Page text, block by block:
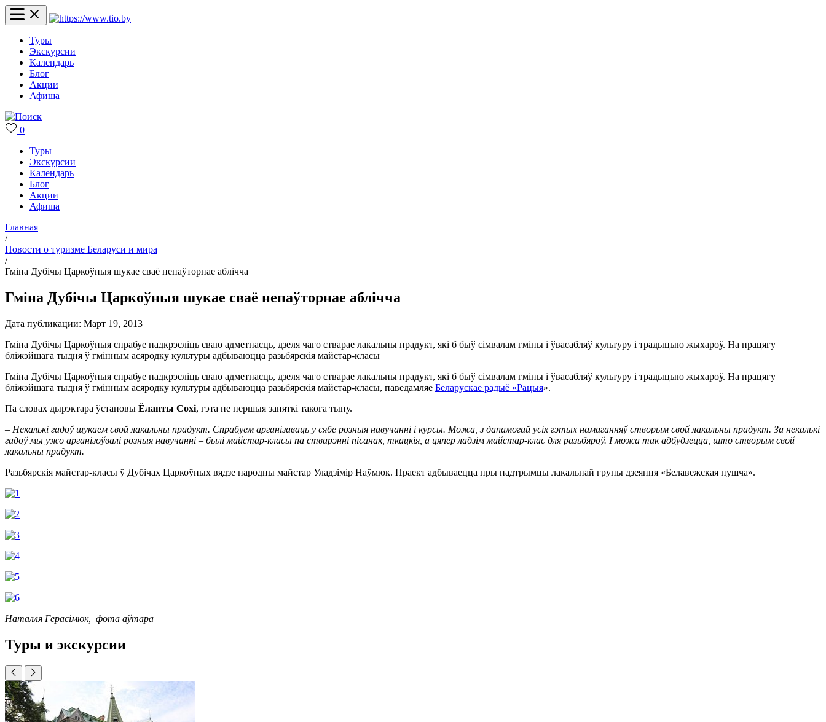
Туры
Экскурсии
Календарь
Блог
Акции
Афиша
0
Туры
Экскурсии
Календарь
Блог
Акции
Афиша
Главная
/
Новости о туризме Беларуси и мира
/
Гміна Дубічы Царкоўныя шукае сваё непаўторнае аблічча
Гміна Дубічы Царкоўныя шукае сваё непаўторнае аблічча
Дата публикации: Март 19, 2013
Гміна Дубічы Царкоўныя спрабуе падкрэсліць сваю адметнасць, дзеля чаго стварае лакальны прадукт, які б быў сімвалам гміны і ўвасабляў культуру і традыцыю жыхароў. На працягу
бліжэйшага тыдня ў гмінным асяродку культуры адбываюцца разьбярскія майстар-класы
Гміна Дубічы Царкоўныя спрабуе падкрэсліць сваю адметнасць, дзеля чаго стварае лакальны прадукт, які б быў сімвалам гміны і ўвасабляў культуру і традыцыю жыхароў. На працягу
бліжэйшага тыдня ў гмінным асяродку культуры адбываюцца разьбярскія майстар-класы, паведамляе Беларускае радыё «Рацыя».
Па словах дырэктара ўстановы Ёланты Сохі, гэта не першыя заняткі такога тыпу.
– Некалькі гадоў шукаем свой лакальны прадукт. Спрабуем арганізаваць у сябе розныя навучанні і курсы. Можа, з дапамогай усіх гэтых намаганняў створым свой лакальны прадукт. За некалькі
гадоў мы ужо арганізоўвалі розныя навучанні – былі майстар-класы па стварэнні пісанак, ткацкія, а цяпер ладзім майстар-клас для разьбяроў. І можа так адбудзецца, што створым свой
лакальны прадукт.
Разьбярскія майстар-класы ў Дубічах Царкоўных вядзе народны майстар Уладзімір Наўмюк. Праект адбываецца пры падтрымцы лакальнай групы дзеяння «Белавежская пушча».
Наталля Герасімюк, фота аўтара
Туры и экскурсии